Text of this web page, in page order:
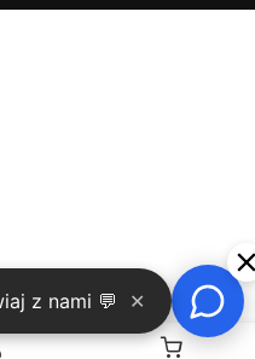
z nami 💬 ✕